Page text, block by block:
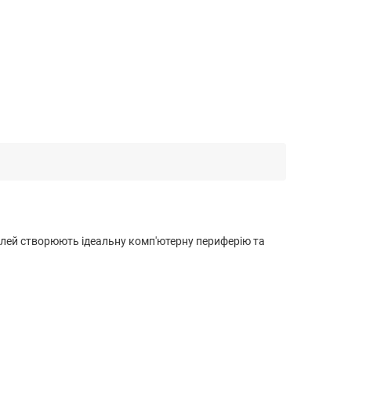
створюють ідеальну комп'ютерну периферію та